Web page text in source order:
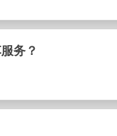
务？